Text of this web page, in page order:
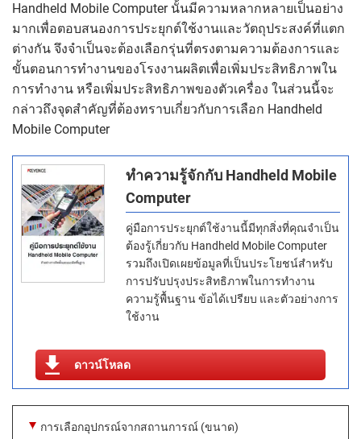
Handheld Mobile Computer นั้นมีความหลากหลายเป็นอย่าง
มากเพื่อตอบสนองการประยุกต์ใช้งานและวัตถุประสงค์ที่แตก
ต่างกัน จึงจำเป็นจะต้องเลือกรุ่นที่ตรงตามความต้องการและ
ขั้นตอนการทำงานของโรงงานผลิตเพื่อเพิ่มประสิทธิภาพใน
การทำงาน หรือเพิ่มประสิทธิภาพของตัวเครื่อง ในส่วนนี้จะ
กล่าวถึงจุดสำคัญที่ต้องทราบเกี่ยวกับการเลือก Handheld
Mobile Computer
ทำความรู้จักกับ Handheld Mobile
Computer
คู่มือการประยุกต์ใช้งานนี้มีทุกสิ่งที่คุณจำเป็น
ต้องรู้เกี่ยวกับ Handheld Mobile Computer
รวมถึงเปิดเผยข้อมูลที่เป็นประโยชน์สำหรับ
การปรับปรุงประสิทธิภาพในการทำงาน
ความรู้พื้นฐาน ข้อได้เปรียบ และตัวอย่างการ
ใช้งาน
ดาวน์โหลด
การเลือกอุปกรณ์จากสถานการณ์ (ขนาด)